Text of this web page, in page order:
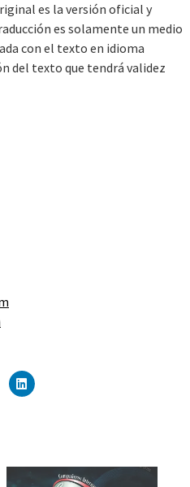
es la versión oficial y
es solamente un medio
con el texto en idioma
del texto que tendrá validez